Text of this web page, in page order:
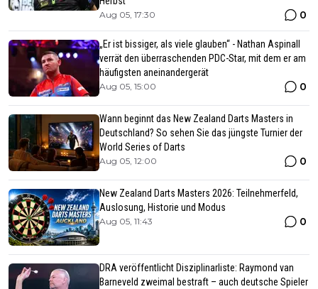
Aug 05, 17:30 0
„Er ist bissiger, als viele glauben“ - Nathan Aspinall
verrät den überraschenden PDC-Star, mit dem er am
häufigsten aneinandergerät
Aug 05, 15:00 0
Wann beginnt das New Zealand Darts Masters in
Deutschland? So sehen Sie das jüngste Turnier der
World Series of Darts
Aug 05, 12:00 0
New Zealand Darts Masters 2026: Teilnehmerfeld,
Auslosung, Historie und Modus
Aug 05, 11:43 0
DRA veröffentlicht Disziplinarliste: Raymond van
Barneveld zweimal bestraft – auch deutsche Spieler